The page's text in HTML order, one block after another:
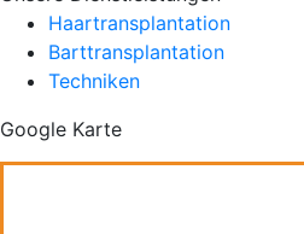
Haartransplantation
Barttransplantation
Techniken
Google Karte